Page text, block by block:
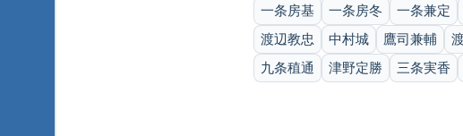
一条房基 一条房冬 一条兼定
渡辺教忠
中村城 鷹司兼輔
九条稙通
津野定勝 三条実香